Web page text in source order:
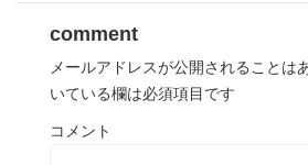
comment
メールアドレスが公開されることは
いている欄は必須項目です
コメント